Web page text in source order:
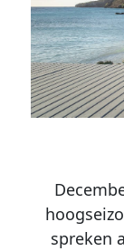
spreken